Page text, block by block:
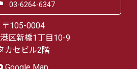
03-6264-6347
〒105-0004
区新橋1丁目10-9
カセビル2階